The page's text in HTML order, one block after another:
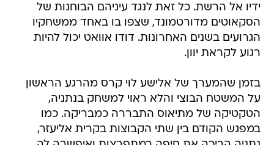
ידיו אל הרשת. כל זאת לנגד עיניהם הבוחנות של
הסקאוטים מדורטמונד, שצפו בו באחד ממשחקיו
הגרועים בשנים האחרונות. דודו אוואט יכול להיות
רגוע לקראת יוון.
בזמן שהמערך של אלישע לוי קרס מהרגע הראשון
על המשטח הבוצי והלא ראוי למשחק בנתניה,
הטקטיקה של מתיאוס התבררה כמבריקה. כמו
במפגש הקודם בין שתי הקבוצות בקרית אליעזר,